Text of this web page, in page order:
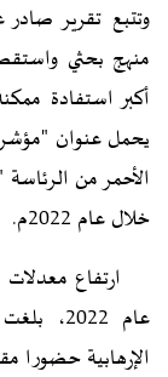
وتتبع تقرير
منهج بحثي
أكبر استفادة
يحمل عنوان
الأحمر من
خلال عام 2022م.
ارتفاع معدلات
الإرهابية حضورا